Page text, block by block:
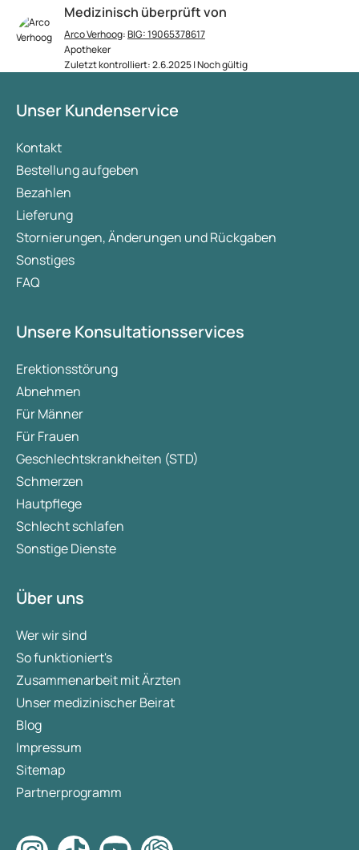
Medizinisch überprüft von
Arco Verhoog:BIG: 19065378617
Apotheker
Zuletzt kontrolliert: 2.6.2025 | Noch gültig
Unser Kundenservice
Kontakt
Bestellung aufgeben
Bezahlen
Lieferung
Stornierungen, Änderungen und Rückgaben
Sonstiges
FAQ
Unsere Konsultationsservices
Erektionsstörung
Abnehmen
Für Männer
Für Frauen
Geschlechtskrankheiten (STD)
Schmerzen
Hautpflege
Schlecht schlafen
Sonstige Dienste
Über uns
Wer wir sind
So funktioniert's
Zusammenarbeit mit Ärzten
Unser medizinischer Beirat
Blog
Impressum
Sitemap
Partnerprogramm